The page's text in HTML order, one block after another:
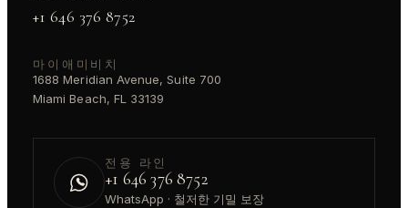
+1 646 376 8752
마이애미비치
1688 Meridian Avenue, Suite 700
Miami Beach, FL 33139
전용 라인
+1 646 376 8752
WhatsApp · 철저한 기밀 보장